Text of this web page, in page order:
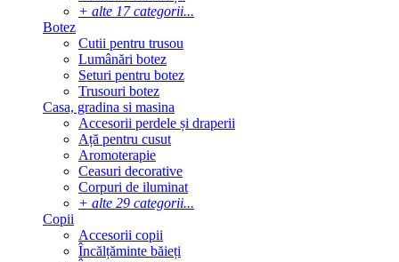
+ alte 17 categorii...
Botez
Cutii pentru trusou
Lumânări botez
Seturi pentru botez
Trusouri botez
Casa, gradina si masina
Accesorii perdele și draperii
Ață pentru cusut
Aromoterapie
Ceasuri decorative
Corpuri de iluminat
+ alte 29 categorii...
Copii
Accesorii copii
Încălțăminte băieți